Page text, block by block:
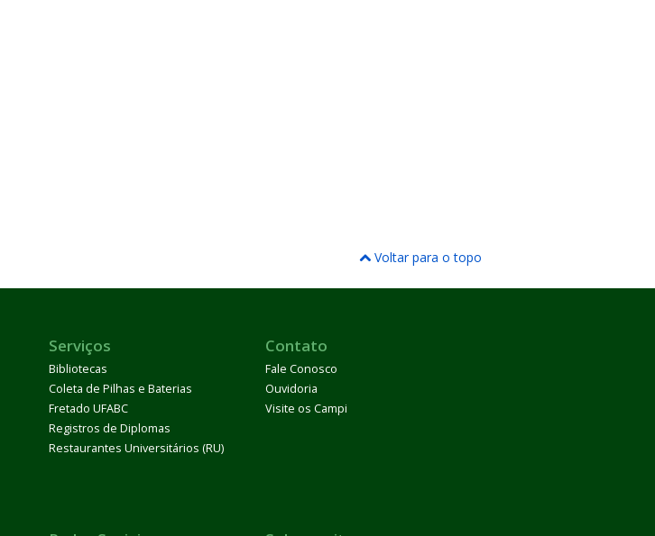
Voltar para o topo
Serviços
Bibliotecas
Coleta de Pilhas e Baterias
Fretado UFABC
Registros de Diplomas
Restaurantes Universitários (RU)
Contato
Fale Conosco
Ouvidoria
Visite os Campi